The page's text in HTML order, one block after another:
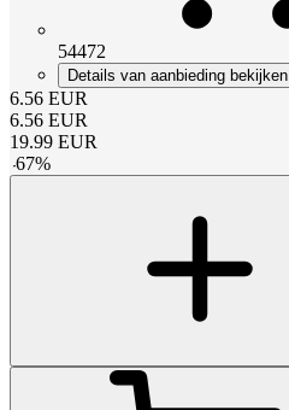
54472
Details van aanbieding bekijken
6.56 EUR
6.56 EUR
19.99 EUR
-67%